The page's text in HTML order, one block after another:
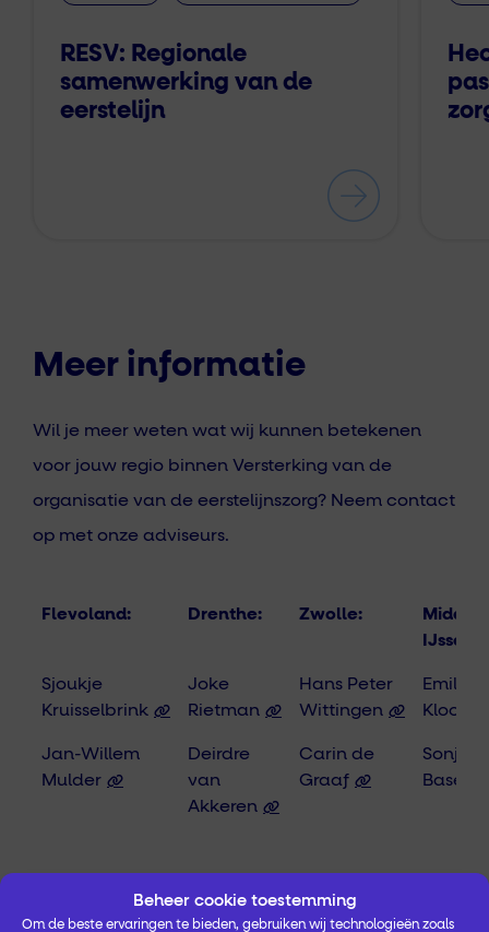
Beheer cookie toestemming
Om de beste ervaringen te bieden, gebruiken wij technologieën zoals
RESV: Regionale
samenwerking van de
eerstelijn
Meer informatie
Wil je meer weten wat wij kunnen betekenen
voor jouw regio binnen Versterking van de
organisatie van de eerstelijnszorg? Neem contact
op met onze adviseurs.
Flevoland: Drenthe: Zwolle:
IJssel:
Flevoland:
Drenthe: Zwolle:
IJssel:
Sjoukje
Kruisselbrink
Joke
Rietman
Hans Peter
Wittingen
Emily
Klooster
Jan-Willem
Mulder
Deirdre
van
Akkeren
Carin de
Graaf
Sonja